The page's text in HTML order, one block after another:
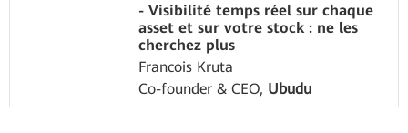
- Visibilité temps réel sur chaque
asset et sur votre stock : ne les
cherchez plus
Francois Kruta
Co-founder & CEO, Ubudu